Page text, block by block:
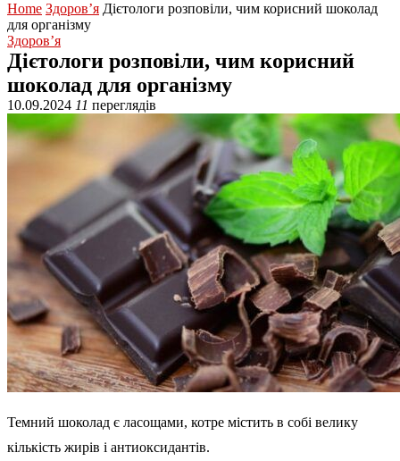
Home Здоров’я Дієтологи розповіли, чим корисний шоколад
для організму
Здоров’я
Дієтологи розповіли, чим корисний
шоколад для організму
10.09.2024 11 переглядів
Темний шоколад є ласощами, котре містить в собі велику
кількість жирів і антиоксидантів.